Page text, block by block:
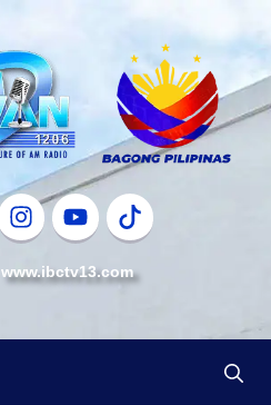
www.ibctv13.com